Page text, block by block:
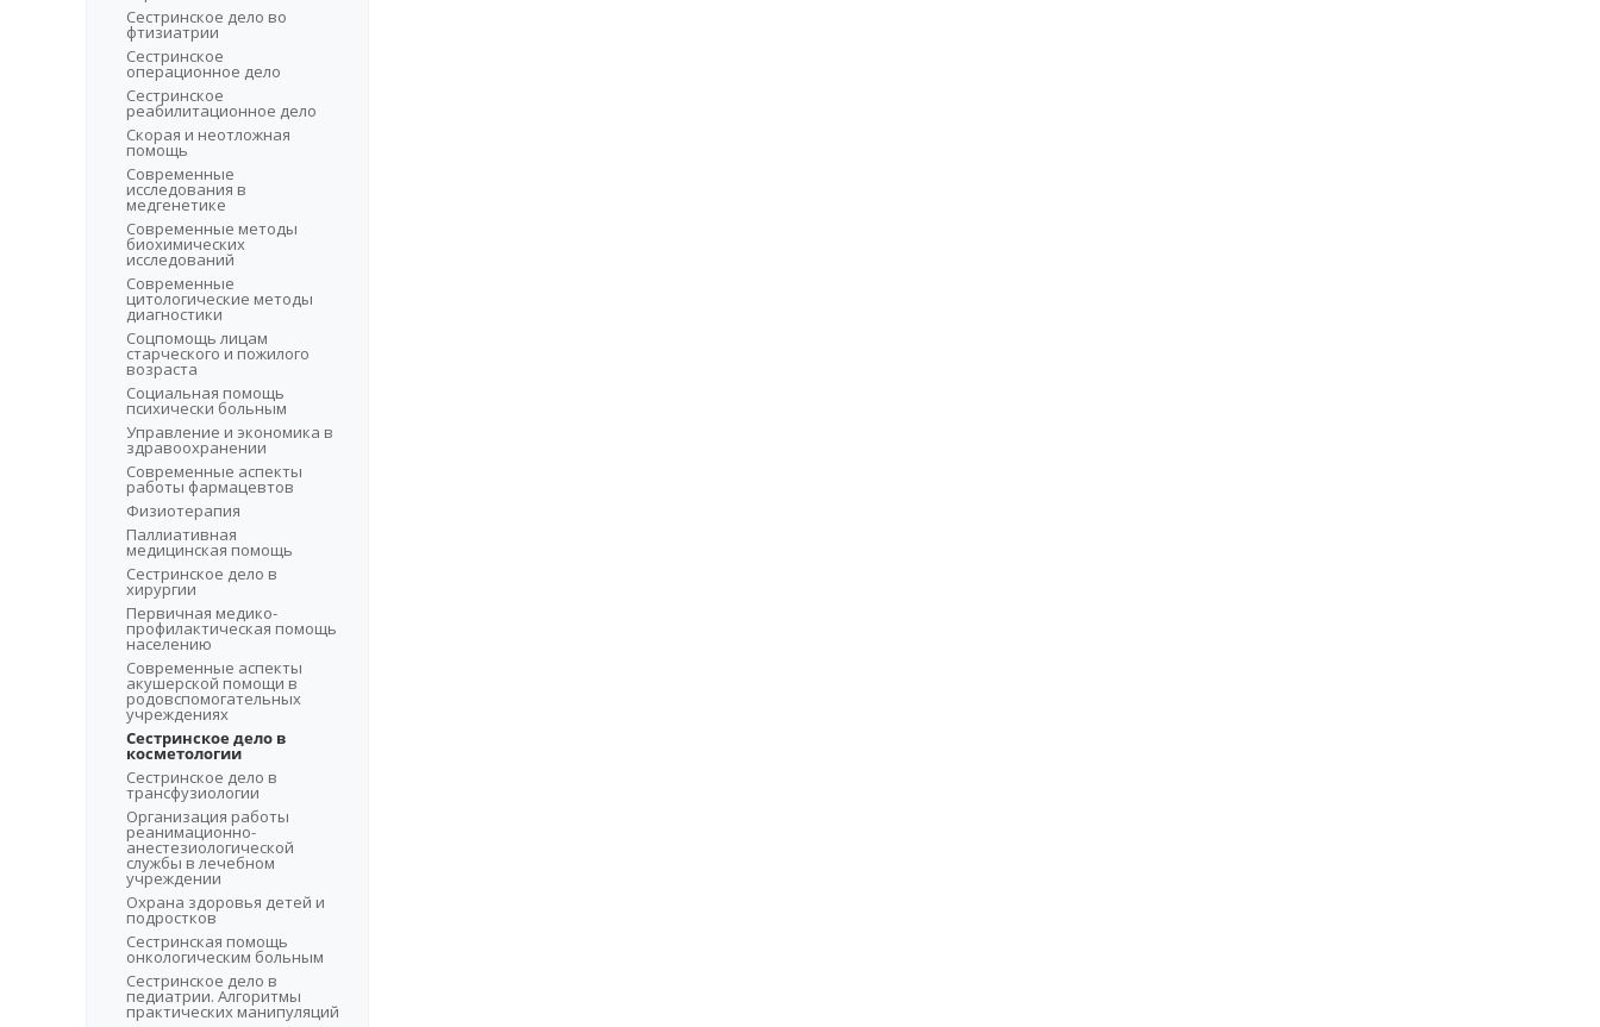
Сестринское дело во
фтизиатрии
Сестринское
операционное дело
Сестринское
реабилитационное дело
Скорая и неотложная
помощь
Современные
исследования в
медгенетике
Современные методы
биохимических
исследований
Современные
цитологические методы
диагностики
Соцпомощь лицам
старческого и пожилого
возраста
Социальная помощь
психически больным
Управление и экономика в
здравоохранении
Современные аспекты
работы фармацевтов
Физиотерапия
Паллиативная
медицинская помощь
Сестринское дело в
хирургии
Первичная медико-
профилактическая помощь
населению
Современные аспекты
акушерской помощи в
родовспомогательных
учреждениях
Сестринское дело в
косметологии
Сестринское дело в
трансфузиологии
Организация работы
реанимационно-
анестезиологической
службы в лечебном
учреждении
Охрана здоровья детей и
подростков
Сестринская помощь
онкологическим больным
Сестринское дело в
педиатрии. Алгоритмы
практических манипуляций